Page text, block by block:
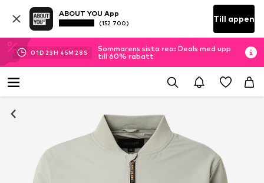
ABOUT YOU App
(152 700) Till appen
01D 23H 45M 28 S
Sommarens sista rea: Deals med upp
till 60% rabatt